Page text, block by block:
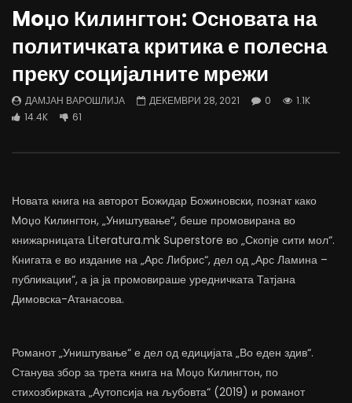
Д-р Беговиќ: Обуката на лекарите
трае предолго за да дозволиме лесно
ДАМЈАН ВАРОШЛИЈА
флексибилна држава
Moџо Килингтон: Основата на
политичката критика е полесна
преку социјалните мрежи
ДАМЈАН ВАРОШЛИЈА ДЕКЕМВРИ 28, 2021 0
1.1K
14.4K
61
Новата книга на авторот Божидар Божиновски, познат како
Moџо Килингтон, „Уништување“, беше промовирана во
книжарницата Literatura.mk Superstore во „Скопје сити мол“.
Книгата е во издание на „Арс Либрис“, дел од „Арс Ламина –
публикации“, а ја ја промовираше уредничката Татјана
Димовска-Атанасова.
Романот „Уништување“ е дел од едицијата „Во еден здив“.
Станува збор за трета книга на Моџо Килингтон, по
стихозбирката „Аутопсија на љубовта“ (2019) и романот